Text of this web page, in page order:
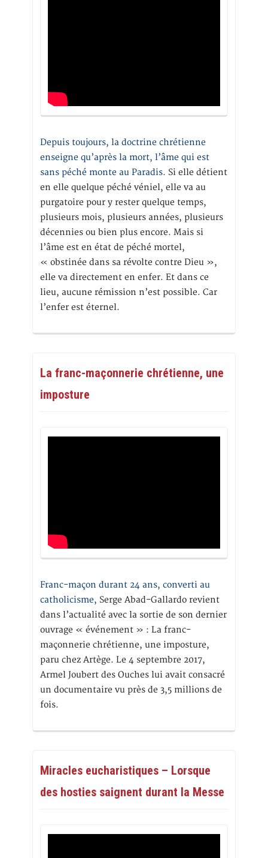
Depuis toujours, la doctrine chrétienne
enseigne qu’après la mort, l’âme qui est
sans péché monte au Paradis. Si elle détient
en elle quelque péché véniel, elle va au
purgatoire pour y rester quelque temps,
plusieurs mois, plusieurs années, plusieurs
décennies ou bien plus encore. Mais si
l’âme est en état de péché mortel,
« obstinée dans sa révolte contre Dieu »,
elle va directement en enfer. Et dans ce
lieu, aucune rémission n’est possible. Car
l’enfer est éternel.
La franc-maçonnerie chrétienne, une
imposture
Franc-maçon durant 24 ans, converti au
catholicisme, Serge Abad-Gallardo revient
dans l’actualité avec la sortie de son dernier
ouvrage « événement » : La franc-
maçonnerie chrétienne, une imposture,
paru chez Artège. Le 4 septembre 2017,
Armel Joubert des Ouches lui avait consacré
un documentaire vu près de 3,5 millions de
fois.
Miracles eucharistiques – Lorsque
des hosties saignent durant la Messe